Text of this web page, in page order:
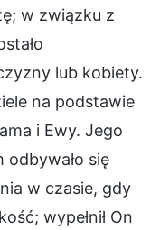
w związku z
lub kobiety.
na podstawie
i Ewy. Jego
odbywało się
w czasie, gdy
wypełnił On